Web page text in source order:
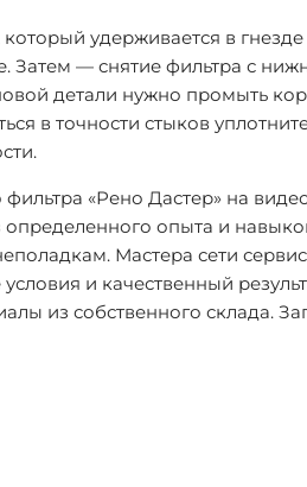
удерживается в
Затем — снятие фильтра с
детали нужно промыть
в точности стыков
«Рено Дастер» на
опыта и
Мастера сети
и качественный
из собственного склада.